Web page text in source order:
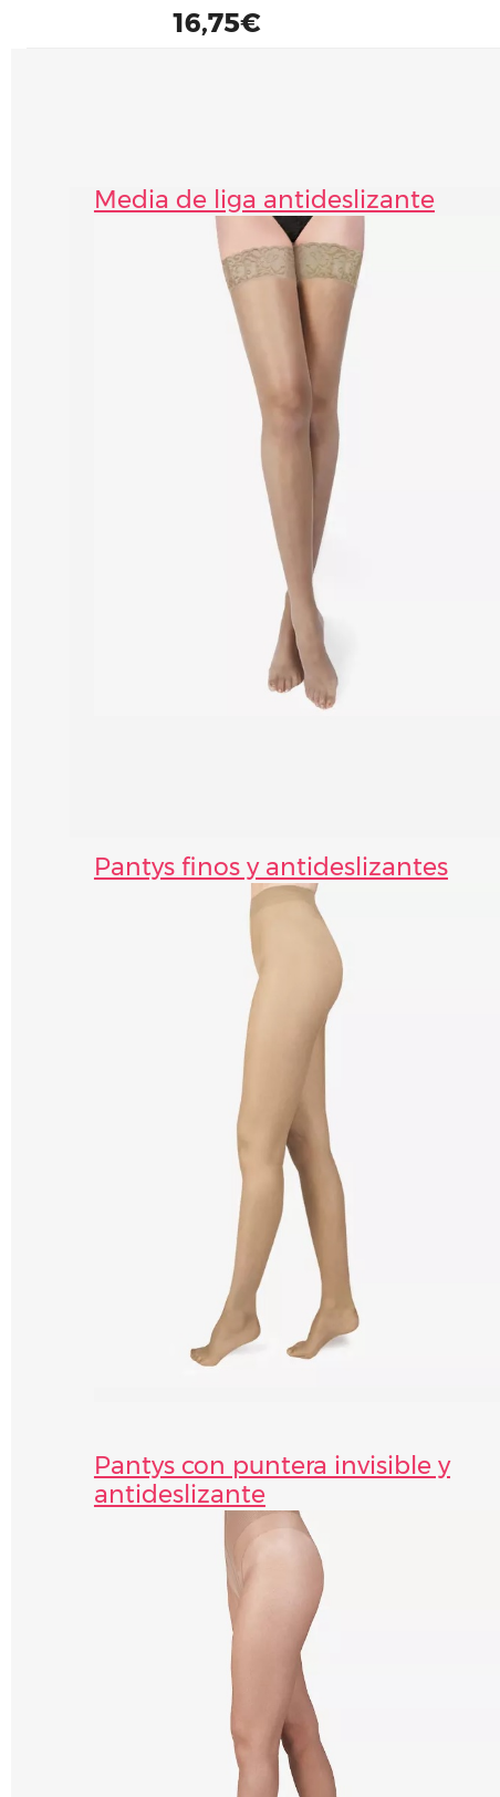
16,75€
Media de liga antideslizante
Pantys finos y antideslizantes
Pantys con puntera invisible y
antideslizante